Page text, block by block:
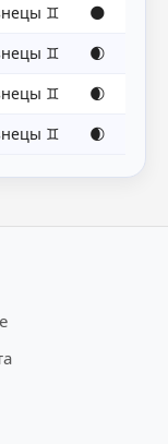
♊
🌑
♊
🌒
♊
🌒
♊ 🌒